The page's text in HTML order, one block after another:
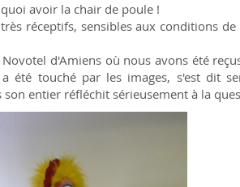
avoir la chair de poule !
réceptifs, sensibles aux conditions
d'Amiens où nous avons été
été touché par les images, s'est dit
entier réfléchit sérieusement à la